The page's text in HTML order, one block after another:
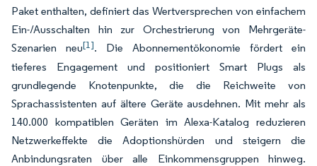
Paket enthalten, definiert das Wertversprechen von einfachem
Ein-/Ausschalten hin zur Orchestrierung von Mehrgeräte-
Szenarien neu[1]. Die Abonnementökonomie fördert ein
tieferes Engagement und positioniert Smart Plugs als
grundlegende Knotenpunkte, die die Reichweite von
Sprachassistenten auf ältere Geräte ausdehnen. Mit mehr als
140.000 kompatiblen Geräten im Alexa-Katalog reduzieren
Netzwerkeffekte die Adoptionshürden und steigern die
Anbindungsraten über alle Einkommensgruppen hinweg.